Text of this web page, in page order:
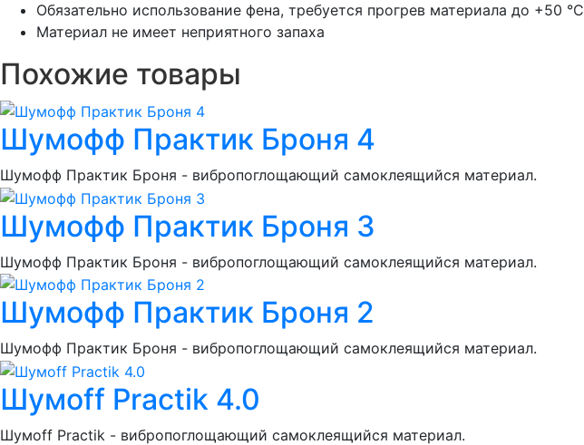
Обязательно использование фена, требуется прогрев материала до +50 °С
Материал не имеет неприятного запаха
Похожие товары
Шумoфф Практик Броня 4
Шумoфф Практик Броня - вибропоглощающий самоклеящийся материал.
Шумoфф Практик Броня 3
Шумoфф Практик Броня - вибропоглощающий самоклеящийся материал.
Шумoфф Практик Броня 2
Шумoфф Практик Броня - вибропоглощающий самоклеящийся материал.
Шумoff Practik 4.0
Шумоff Practik - вибропоглощающий самоклеящийся материал.